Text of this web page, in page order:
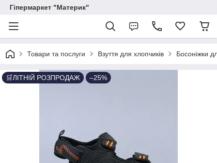
Гіпермаркет "Материк"
Товари та послуги Взуття для хлопчиків Босоніжки
🛒ЛІТНІЙ РОЗПРОДАЖ –25%